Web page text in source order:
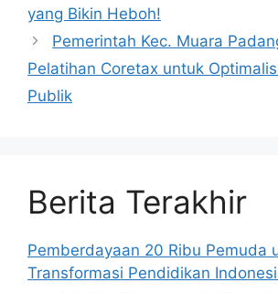
yang Bikin Heboh!
Pemerintah Kec. Muara
Pelatihan Coretax untuk
Publik
Berita Terakhir
Pemberdayaan 20 Ribu Pemuda
Transformasi Pendidikan